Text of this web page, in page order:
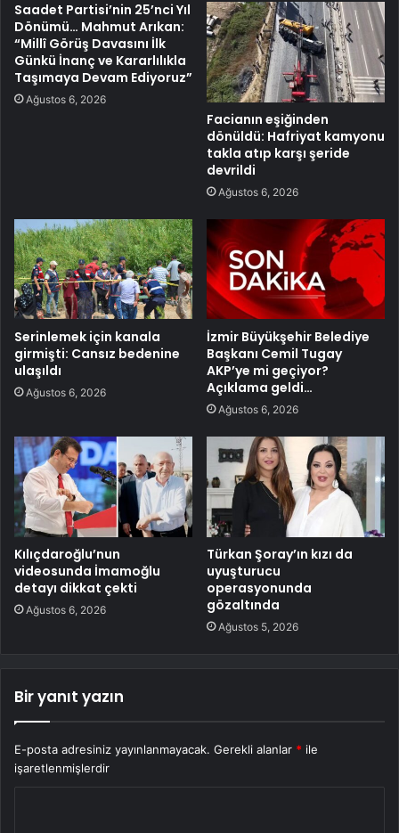
Saadet Partisi’nin 25’nci Yıl
Dönümü… Mahmut Arıkan:
“Millî Görüş Davasını İlk
Günkü İnanç ve Kararlılıkla
Taşımaya Devam Ediyoruz”
Ağustos 6, 2026
Facianın eşiğinden
dönüldü: Hafriyat kamyonu
takla atıp karşı şeride
devrildi
Ağustos 6, 2026
Serinlemek için kanala
girmişti: Cansız bedenine
ulaşıldı
Ağustos 6, 2026
İzmir Büyükşehir Belediye
Başkanı Cemil Tugay
AKP’ye mi geçiyor?
Açıklama geldi…
Ağustos 6, 2026
Kılıçdaroğlu’nun
videosunda İmamoğlu
detayı dikkat çekti
Ağustos 6, 2026
Türkan Şoray’ın kızı da
uyuşturucu
operasyonunda
gözaltında
Ağustos 5, 2026
Bir yanıt yazın
E-posta adresiniz yayınlanmayacak. Gerekli alanlar * ile
işaretlenmişlerdir